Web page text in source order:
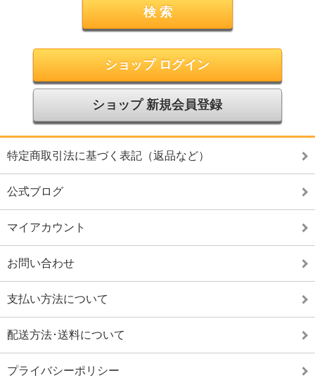
ショップ ログイン
ショップ 新規会員登録
特定商取引法に基づく表記（返品など）
公式ブログ
マイアカウント
お問い合わせ
支払い方法について
配送方法･送料について
プライバシーポリシー